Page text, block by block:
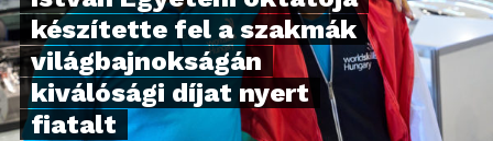
készítette fel a szakmák
világbajnokságán
kiválósági díjat nyert
fiatalt